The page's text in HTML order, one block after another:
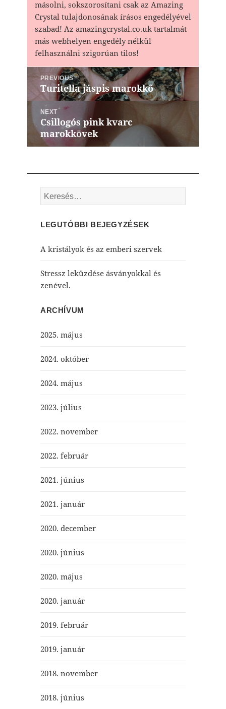
másolni, sokszorosítani csak az Amazing
Crystal tulajdonosának írásos engedélyével
szabad! Az amazingcrystal.co.uk tartalmát
más webhelyen engedély nélkül
felhasználni szigorúan tilos!
Bejegyzés
navigáció
PREVIOUS
Previous
post:
Turitella jáspis marokkő
NEXT
Next
post:
Csillogós pink kvarc
marokkövek
Keresés:
LEGUTÓBBI BEJEGYZÉSEK
A kristályok és az emberi szervek
Stressz leküzdése ásványokkal és
zenével.
ARCHÍVUM
2025. május
2024. október
2024. május
2023. július
2022. november
2022. február
2021. június
2021. január
2020. december
2020. június
2020. május
2020. január
2019. február
2019. január
2018. november
2018. június